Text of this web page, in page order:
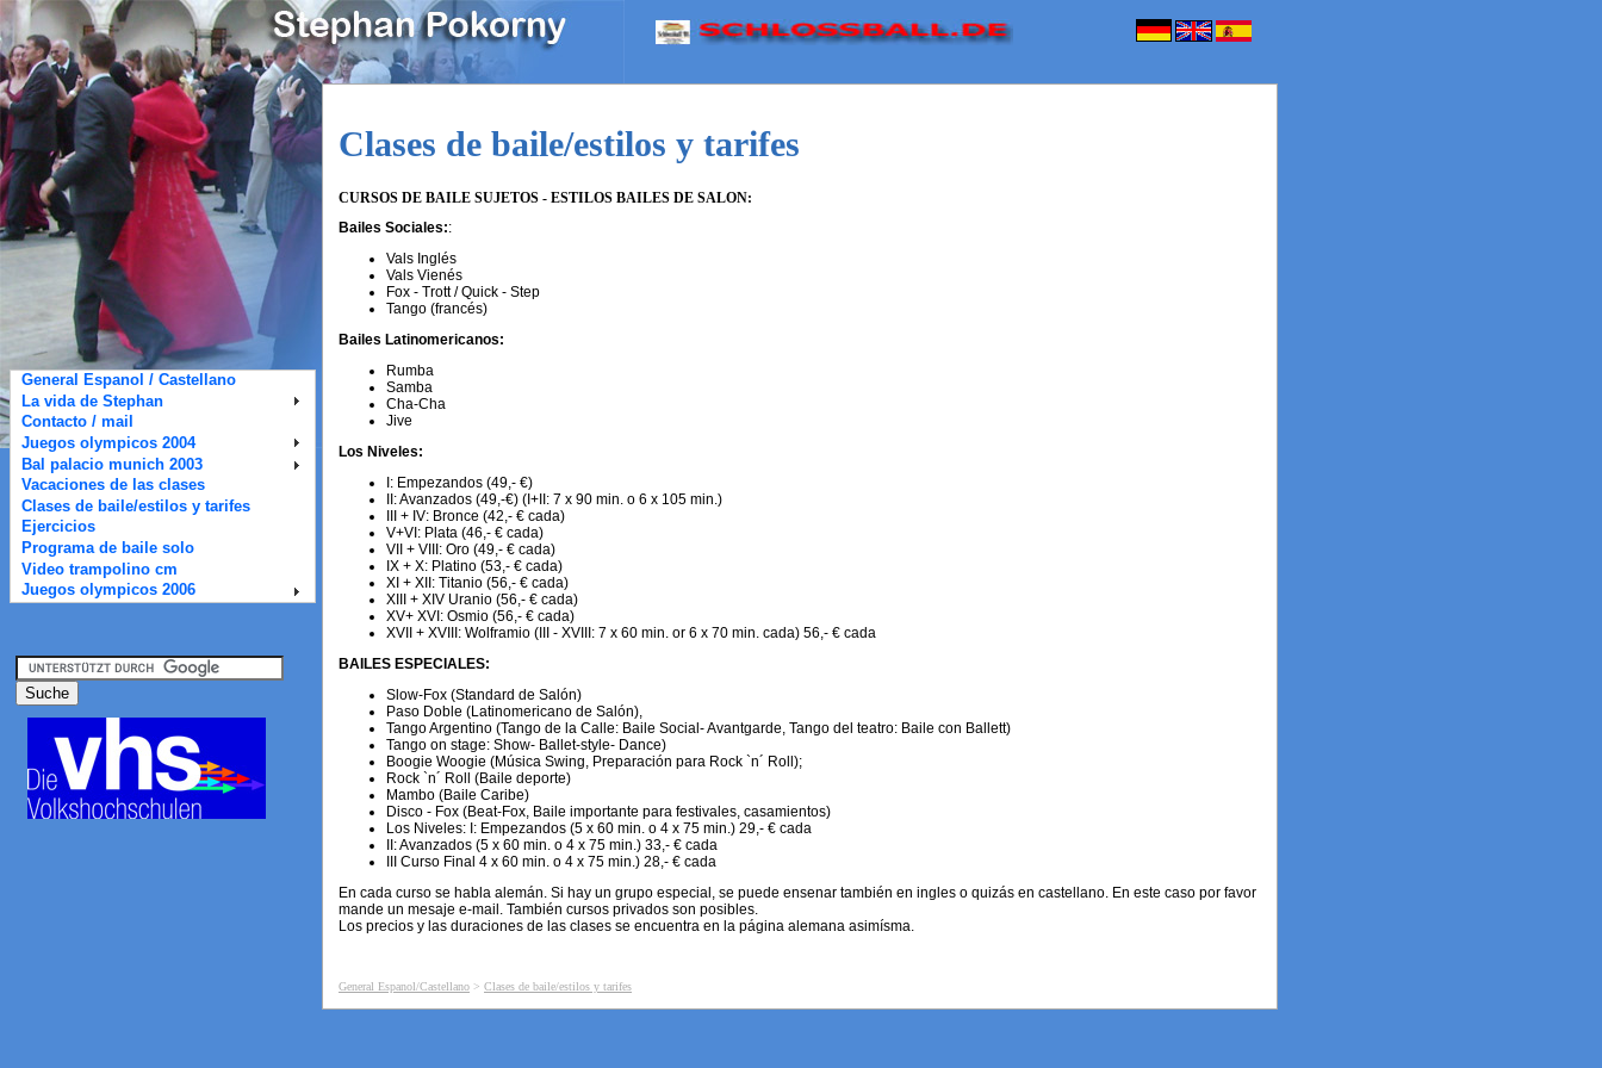
Clases de baile/estilos y tarifes
CURSOS DE BAILE SUJETOS - ESTILOS BAILES DE SALON:
Bailes Sociales::
Vals Inglés
Vals Vienés
Fox - Trott / Quick - Step
Tango (francés)
Bailes Latinomericanos:
Rumba
Samba
Cha-Cha
Jive
Los Niveles:
I: Empezandos (49,- €)
II: Avanzados (49,-€) (I+II: 7 x 90 min. o 6 x 105 min.)
III + IV: Bronce (42,- € cada)
V+VI: Plata (46,- € cada)
VII + VIII: Oro (49,- € cada)
IX + X: Platino (53,- € cada)
XI + XII: Titanio (56,- € cada)
XIII + XIV Uranio (56,- € cada)
XV+ XVI: Osmio (56,- € cada)
XVII + XVIII: Wolframio (III - XVIII: 7 x 60 min. or 6 x 70 min. cada) 56,- € cada
BAILES ESPECIALES:
Slow-Fox (Standard de Salón)
Paso Doble (Latinomericano de Salón),
Tango Argentino (Tango de la Calle: Baile Social- Avantgarde, Tango del teatro: Baile con Ballett)
Tango on stage: Show- Ballet-style- Dance)
Boogie Woogie (Música Swing, Preparación para Rock `n´ Roll);
Rock `n´ Roll (Baile deporte)
Mambo (Baile Caribe)
Disco - Fox (Beat-Fox, Baile importante para festivales, casamientos)
Los Niveles: I: Empezandos (5 x 60 min. o 4 x 75 min.) 29,- € cada
II: Avanzados (5 x 60 min. o 4 x 75 min.) 33,- € cada
III Curso Final 4 x 60 min. o 4 x 75 min.) 28,- € cada
En cada curso se habla alemán. Si hay un grupo especial, se puede ensenar también en ingles o quizás en castellano. En este caso por favor
mande un mesaje e-mail. También cursos privados son posibles.
Los precios y las duraciones de las clases se encuentra en la página alemana asimísma.
General Espanol/Castellano > Clases de baile/estilos y tarifes
General Espanol / Castellano
La vida de Stephan
Contacto / mail
Juegos olympicos 2004
Bal palacio munich 2003
Vacaciones de las clases
Clases de baile/estilos y tarifes
Ejercicios
Programa de baile solo
Video trampolino cm
Juegos olympicos 2006